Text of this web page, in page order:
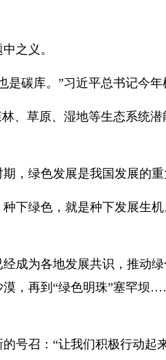
之义。
是碳库。”习近平总书记今
、草原、湿地等生态系统
，绿色发展是我国发展的重
下绿色，就是种下发展生
成为各地发展共识，推动
，再到“绿色明珠”塞罕坝
号召：“让我们积极行动起